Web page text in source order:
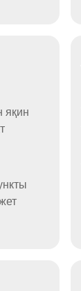
яқин